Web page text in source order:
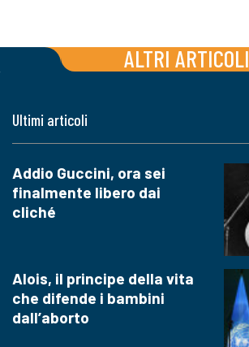
ALTRI ARTICOLI
Ultimi articoli
Addio Guccini, ora sei
finalmente libero dai
cliché
Alois, il principe della vita
che difende i bambini
dall’aborto